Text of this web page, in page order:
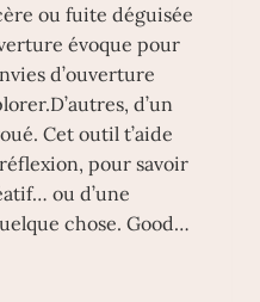
ou fuite déguisée
évoque pour
d’ouverture
d’un
Cet outil t’aide
pour savoir
ou d’une
chose. Good…